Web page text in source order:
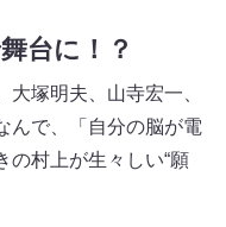
台に！？
塚明夫、山寺宏一、
んで、「自分の脳が電
の村上が生々しい“願